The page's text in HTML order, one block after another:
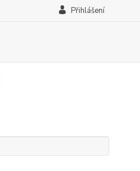
Přihlášení